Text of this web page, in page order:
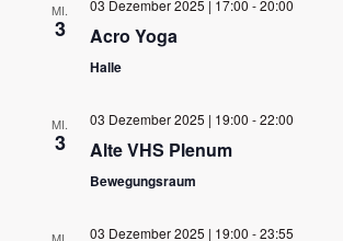
MI.
3
03 Dezember 2025 | 17:00 -20:00
Acro Yoga
Halle
MI.
3
03 Dezember 2025 | 19:00 -22:00
Alte VHS Plenum
Bewegungsraum
03 Dezember 2025 | 19:00 -23:55